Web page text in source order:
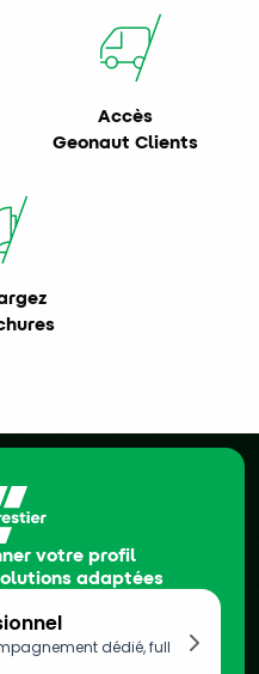
Accès
Geonaut Clients
votre profil
adaptées
dédié, full